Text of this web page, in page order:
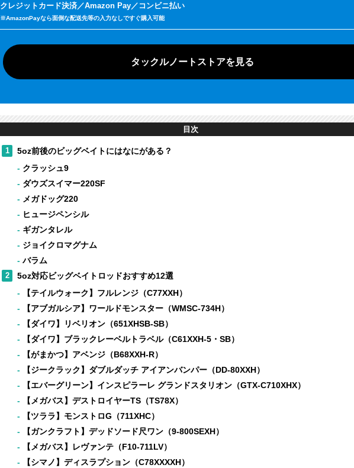
クレジットカード決済
Amazon Pay コンビニ払い
※AmazonPayなら面倒な配送先等の入力なしですぐ購入可能
タックルノートストアを見る
目次
1
5oz前後のビッグベイトにはなにがある？
クラッシュ9
ダウズスイマー220SF
メガドッグ220
ヒュージペンシル
ギガンタレル
ジョイクロマグナム
バラム
2
5oz対応ビッグベイトロッドおすすめ12選
【テイルウォーク】フルレンジ（C77XXH）
【アブガルシア】ワールドモンスター（WMSC-734H）
【ダイワ】リベリオン（651XHSB-SB）
【ダイワ】ブラックレーベルトラベル（C61XXH-5・SB）
【がまかつ】アベンジ（B68XXH-R）
【ジークラック】ダブルダッチ アイアンバンパー（DD-80XXH）
【エバーグリーン】インスピラーレ グランドスタリオン（GTX-C710XHX）
【メガバス】デストロイヤーTS（TS78X）
【ツララ】モンストロG（711XHC）
【ガンクラフト】デッドソード尺ワン（9-800SEXH）
【メガバス】レヴァンテ（F10-711LV）
【シマノ】ディスラプション（C78XXXXH）